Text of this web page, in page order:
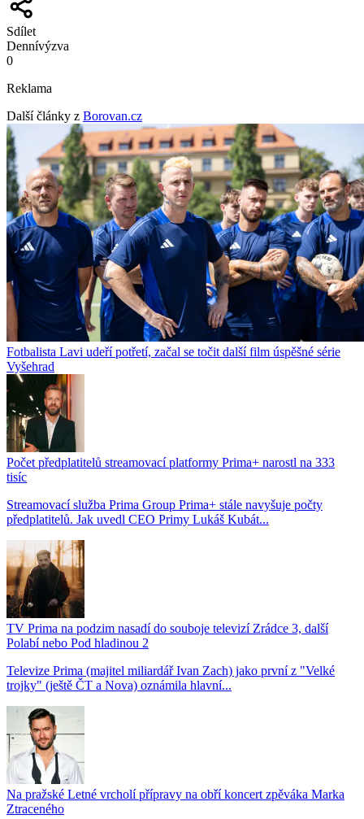
Sdílet
Dennívýzva
0
Reklama
Další články z Borovan.cz
Fotbalista Lavi udeří potřetí, začal se točit další film úspěšné série
Vyšehrad
Počet předplatitelů streamovací platformy Prima+ narostl na 333
tisíc
Streamovací služba Prima Group Prima+ stále navyšuje počty
předplatitelů. Jak uvedl CEO Primy Lukáš Kubát...
TV Prima na podzim nasadí do souboje televizí Zrádce 3, další
Polabí nebo Pod hladinou 2
Televize Prima (majitel miliardář Ivan Zach) jako první z "Velké
trojky" (ještě ČT a Nova) oznámila hlavní...
Na pražské Letné vrcholí přípravy na obří koncert zpěváka Marka
Ztraceného